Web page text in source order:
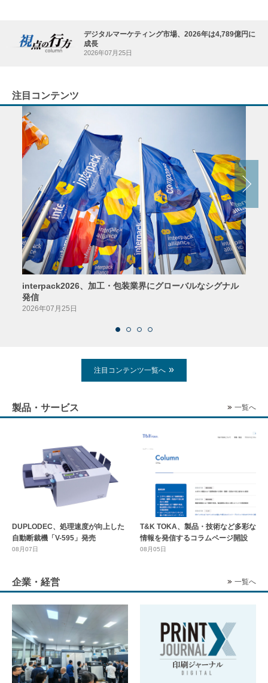
デジタルマーケティング市場、2026年は4,789億円に
成長
2026年07月25日
注目コンテンツ
interpack2026、加工・包装業界にグローバルなシグナル
発信
2026年07月25日
注目コンテンツ一覧へ
製品・サービス 一覧へ
DUPLODEC、処理速度が向上した
自動断裁機「V-595」発売
08月07日
T&K TOKA、製品・技術など多彩な
情報を発信するコラムページ開設
08月05日
企業・経営 一覧へ